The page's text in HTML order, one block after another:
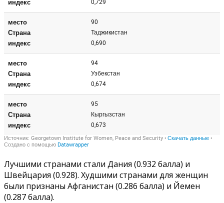
Лучшими странами стали Дания (0.932 балла) и
Швейцария (0.928). Худшими странами для женщин
были признаны Афганистан (0.286 балла) и Йемен
(0.287 балла).